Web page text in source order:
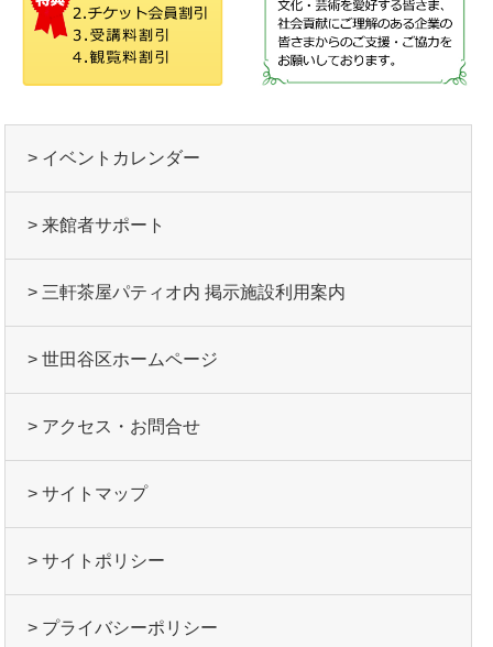
> イベントカレンダー
> 来館者サポート
> 三軒茶屋パティオ内 掲示施設利用案内
> 世田谷区ホームページ
> アクセス・お問合せ
> サイトマップ
> サイトポリシー
> プライバシーポリシー